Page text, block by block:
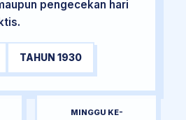
pengecekan hari
TAHUN 1930
MINGGU KE-